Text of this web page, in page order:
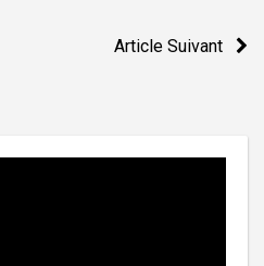
Article Suivant